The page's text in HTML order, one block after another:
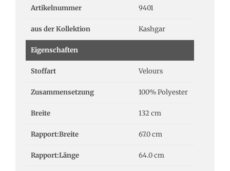
Artikelnummer 9401
aus der Kollektion Kashgar
Eigenschaften
Stoffart Velours
Zusammensetzung 100% Polyester
Breite 132 cm
Rapport:Breite 67.0 cm
Rapport:Länge 64.0 cm